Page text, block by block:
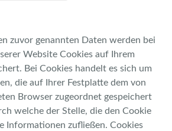
zuvor genannten Daten werden bei
Website Cookies auf Ihrem
Bei Cookies handelt es sich um
die auf Ihrer Festplatte dem von
Browser zugeordnet gespeichert
welche der Stelle, die den Cookie
Informationen zufließen. Cookies